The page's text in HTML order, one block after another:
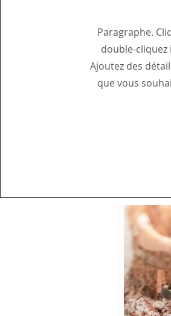
Paragraphe.
double-
Ajoutez des
que vous